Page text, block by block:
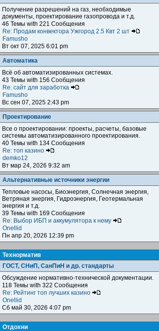
Получение разрешений на газ, необходимые
документы, проектирование газопровода и т.д.
46 Темы with 221 Сообщения
Re: Продам конвектора Ужгород 2.5 Квт 2 шт
Famusho
Вт окт 07, 2025 6:01 pm
Автоматика
Всё об автоматизированных системах.
43 Темы with 156 Сообщения
Re: сайт для заработка
Famusho
Вс сен 07, 2025 2:43 pm
Проектирование
Все о проектировании: проекты, расчеты, базовые
системы автоматизированного проектирования.
40 Темы with 134 Сообщения
Re: топ казино
demko12
Вт мар 24, 2026 9:32 am
Альтернативные источники энергии
Тепловые насосы, Биоэнергия, Солнечная энергия,
Ветряная энергия, Гидроэнергия, Геотермальная
энергия и т.д.
39 Темы with 169 Сообщения
Re: Выбор ИБП и аккумулятора к нему
Onellid
Пн апр 20, 2026 12:39 pm
Teхнорматив
ГОСТ, СНиП, СанПиН и др. стандарты
Обсуждение нормативно-технической документации.
118 Темы with 322 Сообщения
Re: Рейтинг топ лучших казино
Onellid
Сб май 30, 2026 4:07 pm
Отдохни